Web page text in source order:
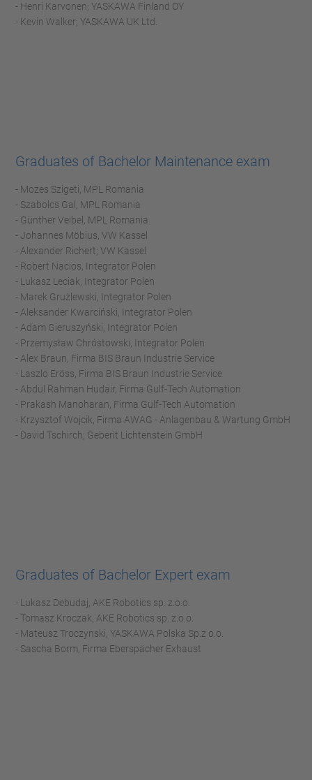
- Henri Karvonen; YASKAWA Finland OY
- Kevin Walker; YASKAWA UK Ltd.
Graduates of Bachelor Maintenance exam
- Mozes Szigeti, MPL Romania
- Szabolcs Gal, MPL Romania
- Günther Veibel, MPL Romania
- Johannes Möbius, VW Kassel
- Alexander Richert; VW Kassel
- Robert Nacios, Integrator Polen
- Lukasz Leciak, Integrator Polen
- Marek Grużlewski, Integrator Polen
- Aleksander Kwarciński, Integrator Polen
- Adam Gieruszyński, Integrator Polen
- Przemysław Chróstowski, Integrator Polen
- Alex Braun, Firma BIS Braun Industrie Service
- Laszlo Eröss, Firma BIS Braun Industrie Service
- Abdul Rahman Hudair, Firma Gulf-Tech Automation
- Prakash Manoharan, Firma Gulf-Tech Automation
- Krzysztof Wojcik, Firma AWAG - Anlagenbau & Wartung GmbH
- David Tschirch; Geberit Lichtenstein GmbH
Graduates of Bachelor Expert exam
- Lukasz Debudaj, AKE Robotics sp. z.o.o.
- Tomasz Kroczak, AKE Robotics sp. z.o.o.
- Mateusz Troczynski, YASKAWA Polska Sp.z o.o.
- Sascha Borm, Firma Eberspächer Exhaust